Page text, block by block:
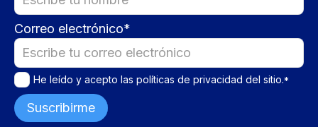
Correo electrónico*
He leído y acepto las políticas de privacidad del sitio.*